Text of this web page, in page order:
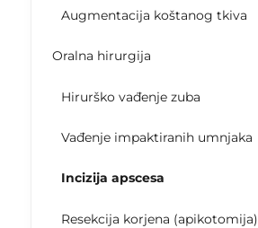
Augmentacija koštanog tkiva
Oralna hirurgija
Hirurško vađenje zuba
Vađenje impaktiranih umnjaka
Incizija apscesa
Resekcija korjena (apikotomija)